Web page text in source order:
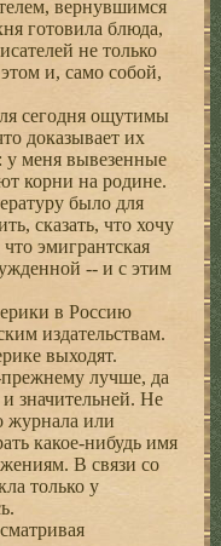
вернувшимся
готовила блюда,
не только
и, само собой,
сегодня ощутимы
доказывает их
у меня вывезенные
корни на родине.
было для
сказать, что хочу
эмигрантская
-- и с этим
в Россию
издательствам.
выходят.
лучше, да
значительней. Не
журнала или
какое-нибудь имя
В связи со
только у